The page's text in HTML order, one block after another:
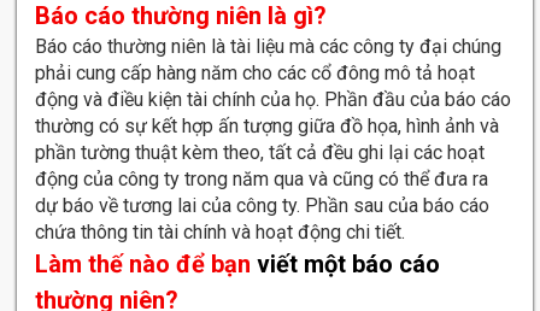
Báo cáo thường niên là gì?
Báo cáo thường niên là tài liệu mà các công ty đại chúng
phải cung cấp hàng năm cho các cổ đông mô tả hoạt
động và điều kiện tài chính của họ. Phần đầu của báo cáo
thường có sự kết hợp ấn tượng giữa đồ họa, hình ảnh và
phần tường thuật kèm theo, tất cả đều ghi lại các hoạt
động của công ty trong năm qua và cũng có thể đưa ra
dự báo về tương lai của công ty. Phần sau của báo cáo
chứa thông tin tài chính và hoạt động chi tiết.
Làm thế nào để bạnviết một báo cáo
thường niên?